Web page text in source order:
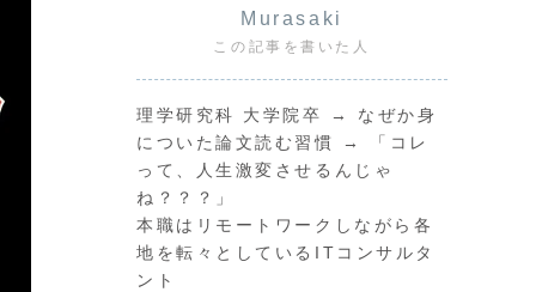
Murasaki
この記事を書いた人
理学研究科 大学院卒 → なぜか身
についた論文読む習慣 → 「コレ
って、人生激変させるんじゃ
ね？？？」
本職はリモートワークしながら各
地を転々としているITコンサルタ
ント